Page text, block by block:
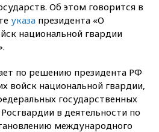
Об этом говорится в
указа президента «О
национальной гвардии
по решению президента РФ
войск национальной гвардии,
государственных
в деятельности по
международного